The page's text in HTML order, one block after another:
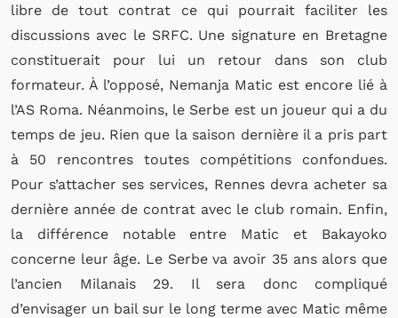
libre de tout contrat ce qui pourrait faciliter les
discussions avec le SRFC. Une signature en Bretagne
constituerait pour lui un retour dans son club
formateur. À l’opposé, Nemanja Matic est encore lié à
l’AS Roma. Néanmoins, le Serbe est un joueur qui a du
temps de jeu. Rien que la saison dernière il a pris part
à 50 rencontres toutes compétitions confondues.
Pour s’attacher ses services, Rennes devra acheter sa
dernière année de contrat avec le club romain. Enfin,
la différence notable entre Matic et Bakayoko
concerne leur âge. Le Serbe va avoir 35 ans alors que
l’ancien Milanais 29. Il sera donc compliqué
d’envisager un bail sur le long terme avec Matic même